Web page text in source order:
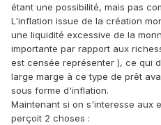
étant une possibilité, mais pas
L'inflation issue de la création
une liquidité excessive de la
importante par rapport aux
est censée représenter ), ce qui
large marge à ce type de prêt
sous forme d'inflation.
Maintenant si on s'interesse aux
perçoit 2 choses :